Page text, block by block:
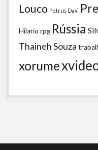
Louco Petrus Davi
Hilario rpg Rússia
Thaineh Souza
xorume